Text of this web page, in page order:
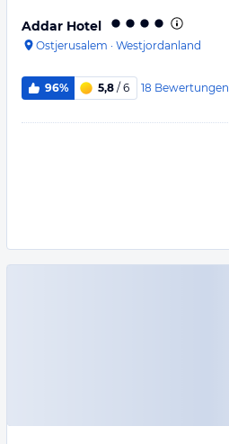
Addar Hotel
Ostjerusalem · Westjordanland
96% 5,8 / 6 18 Bewertungen